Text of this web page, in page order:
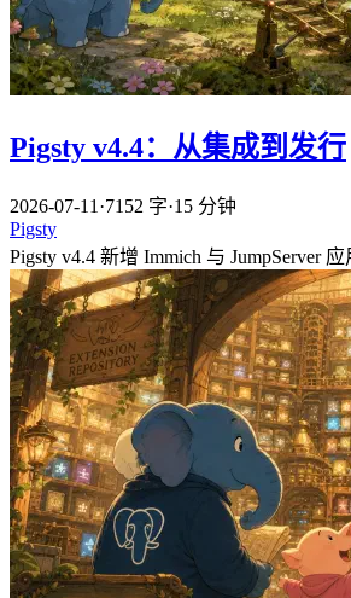
Pigsty v4.4：从集成到发行
2026-07-11 ·7152 字·15 分钟
Pigsty
Pigsty v4.4 新增 Immich 与 JumpServer